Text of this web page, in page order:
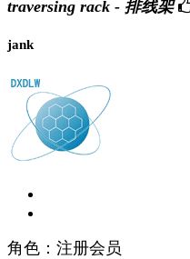
traversing rack - 排线架
jank
角色：注册会员